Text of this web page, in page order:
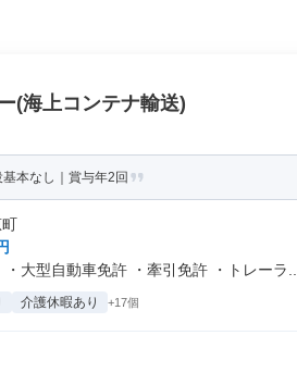
(海上コンテナ輸送)
本なし｜賞与年2回
大型自動車免許 ・牽引免許 ・トレーラ...
介護休暇あり +17個